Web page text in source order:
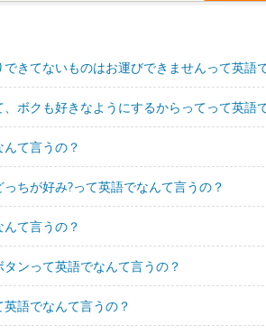
きてないものはお運びできませんって英語
ボクも好きなようにするからってって英語
て言うの？
ちが好み?って英語でなんて言うの？
て言うの？
ンって英語でなんて言うの？
語でなんて言うの？